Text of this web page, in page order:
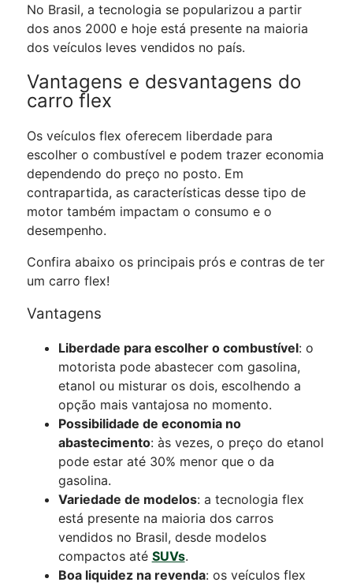
No Brasil, a tecnologia se popularizou a partir
dos anos 2000 e hoje está presente na maioria
dos veículos leves vendidos no país.
Vantagens e desvantagens do
carro flex
Os veículos flex oferecem liberdade para
escolher o combustível e podem trazer economia
dependendo do preço no posto. Em
contrapartida, as características desse tipo de
motor também impactam o consumo e o
desempenho.
Confira abaixo os principais prós e contras de ter
um carro flex!
Vantagens
Liberdade para escolher o combustível: o
motorista pode abastecer com gasolina,
etanol ou misturar os dois, escolhendo a
opção mais vantajosa no momento.
Possibilidade de economia no
abastecimento: às vezes, o preço do etanol
pode estar até 30% menor que o da
gasolina.
Variedade de modelos: a tecnologia flex
está presente na maioria dos carros
vendidos no Brasil, desde modelos
compactos até SUVs.
Boa liquidez na revenda: os veículos flex